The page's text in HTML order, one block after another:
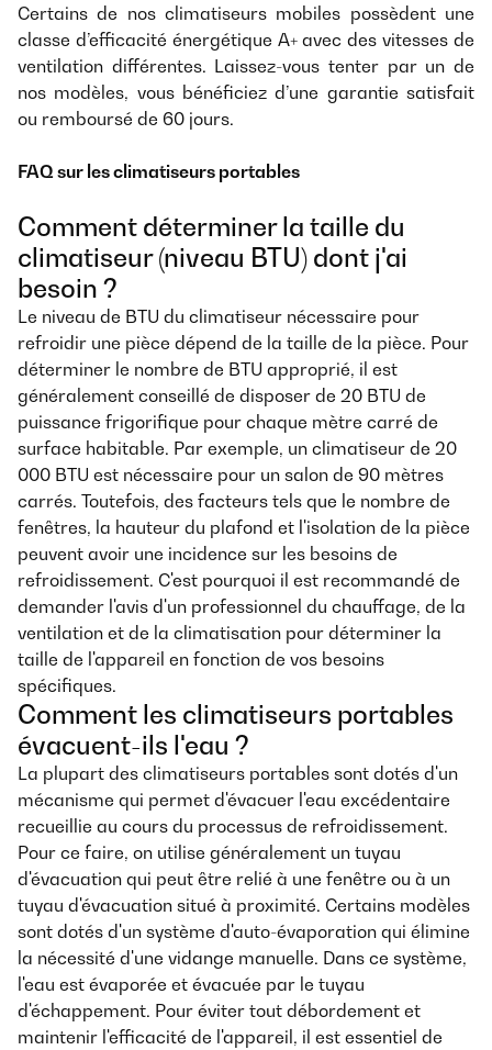
Certains de nos climatiseurs mobiles possèdent une
classe d’efficacité énergétique A+ avec des vitesses de
ventilation différentes. Laissez-vous tenter par un de
nos modèles, vous bénéficiez d’une garantie satisfait
ou remboursé de 60 jours.
FAQ sur les climatiseurs portables
Comment déterminer la taille du
climatiseur (niveau BTU) dont j'ai
besoin ?
Le niveau de BTU du climatiseur nécessaire pour
refroidir une pièce dépend de la taille de la pièce. Pour
déterminer le nombre de BTU approprié, il est
généralement conseillé de disposer de 20 BTU de
puissance frigorifique pour chaque mètre carré de
surface habitable. Par exemple, un climatiseur de 20
000 BTU est nécessaire pour un salon de 90 mètres
carrés. Toutefois, des facteurs tels que le nombre de
fenêtres, la hauteur du plafond et l'isolation de la pièce
peuvent avoir une incidence sur les besoins de
refroidissement. C'est pourquoi il est recommandé de
demander l'avis d'un professionnel du chauffage, de la
ventilation et de la climatisation pour déterminer la
taille de l'appareil en fonction de vos besoins
spécifiques.
Comment les climatiseurs portables
évacuent-ils l'eau ?
La plupart des climatiseurs portables sont dotés d'un
mécanisme qui permet d'évacuer l'eau excédentaire
recueillie au cours du processus de refroidissement.
Pour ce faire, on utilise généralement un tuyau
d'évacuation qui peut être relié à une fenêtre ou à un
tuyau d'évacuation situé à proximité. Certains modèles
sont dotés d'un système d'auto-évaporation qui élimine
la nécessité d'une vidange manuelle. Dans ce système,
l'eau est évaporée et évacuée par le tuyau
d'échappement. Pour éviter tout débordement et
maintenir l'efficacité de l'appareil, il est essentiel de